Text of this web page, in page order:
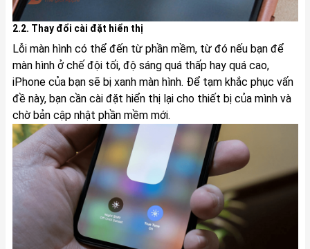
2.2. Thay đổi cài đặt hiển thị
Lỗi màn hình có thể đến từ phần mềm, từ đó nếu bạn để
màn hình ở chế đội tối, độ sáng quá thấp hay quá cao,
iPhone của bạn sẽ bị xanh màn hình. Để tạm khắc phục vấn
đề này, bạn cần cài đặt hiển thị lại cho thiết bị của mình và
chờ bản cập nhật phần mềm mới.